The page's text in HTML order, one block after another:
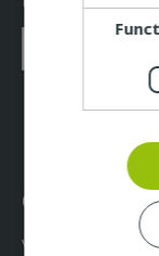
Over ons &
Vacatures